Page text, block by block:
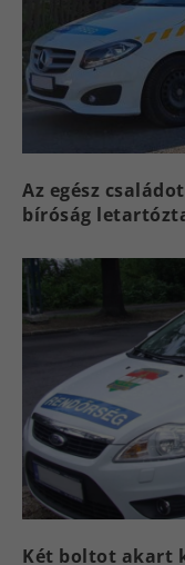
Az egész
bíróság
Két boltot akart